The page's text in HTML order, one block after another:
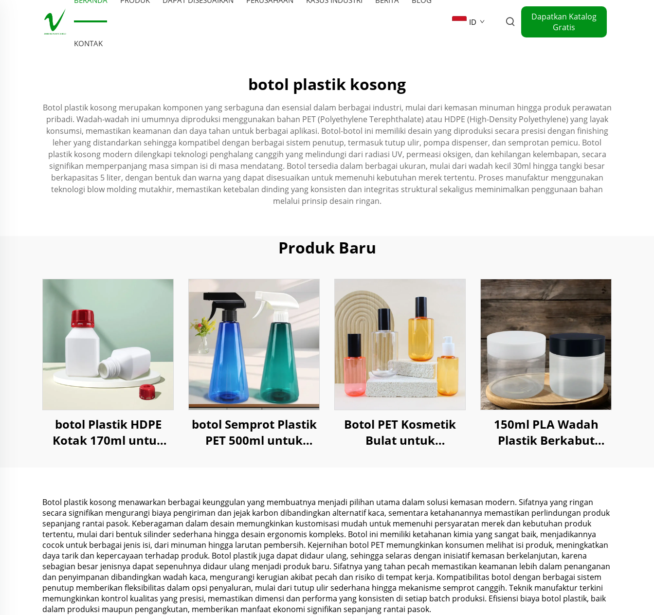
KONTAK
ID
Dapatkan Katalog
Gratis
botol plastik kosong
Botol plastik kosong merupakan komponen yang serbaguna dan esensial dalam berbagai industri, mulai dari kemasan minuman hingga produk perawatan
pribadi. Wadah-wadah ini umumnya diproduksi menggunakan bahan PET (Polyethylene Terephthalate) atau HDPE (High-Density Polyethylene) yang layak
konsumsi, memastikan keamanan dan daya tahan untuk berbagai aplikasi. Botol-botol ini memiliki desain yang diproduksi secara presisi dengan finishing
leher yang distandarkan sehingga kompatibel dengan berbagai sistem penutup, termasuk tutup ulir, pompa dispenser, dan semprotan pemicu. Botol
plastik kosong modern dilengkapi teknologi penghalang canggih yang melindungi dari radiasi UV, permeasi oksigen, dan kehilangan kelembapan, secara
signifikan memperpanjang masa simpan isi di masa mendatang. Botol tersedia dalam berbagai ukuran, mulai dari wadah kecil 30ml hingga tangki besar
berkapasitas 5 liter, dengan bentuk dan warna yang dapat disesuaikan untuk memenuhi kebutuhan merek tertentu. Proses manufaktur menggunakan
teknologi blow molding mutakhir, memastikan ketebalan dinding yang konsisten dan integritas struktural sekaligus meminimalkan penggunaan bahan
melalui prinsip desain ringan.
Produk Baru
botol Plastik HDPE
Kotak 170ml untuk
Anak
botol Semprot Plastik
PET 500ml untuk
Botol PET Kosmetik
Bulat untuk
150ml PLA Wadah
Plastik Berkabut
Botol plastik kosong menawarkan berbagai keunggulan yang membuatnya menjadi pilihan utama dalam solusi kemasan modern. Sifatnya yang ringan
secara signifikan mengurangi biaya pengiriman dan jejak karbon dibandingkan alternatif kaca, sementara ketahanannya memastikan perlindungan produk
sepanjang rantai pasok. Keberagaman dalam desain memungkinkan kustomisasi mudah untuk memenuhi persyaratan merek dan kebutuhan produk
tertentu, mulai dari bentuk silinder sederhana hingga desain ergonomis kompleks. Botol ini memiliki ketahanan kimia yang sangat baik, menjadikannya
cocok untuk berbagai jenis isi, dari minuman hingga larutan pembersih. Kejernihan botol PET memungkinkan konsumen melihat isi produk, meningkatkan
daya tarik dan kepercayaan terhadap produk. Botol plastik juga dapat didaur ulang, sehingga selaras dengan inisiatif kemasan berkelanjutan, karena
sebagian besar jenisnya dapat sepenuhnya didaur ulang menjadi produk baru. Sifatnya yang tahan pecah memastikan keamanan lebih dalam penanganan
dan penyimpanan dibandingkan wadah kaca, mengurangi kerugian akibat pecah dan risiko di tempat kerja. Kompatibilitas botol dengan berbagai sistem
penutup memberikan fleksibilitas dalam opsi penyaluran, mulai dari tutup ulir sederhana hingga mekanisme semprot canggih. Teknik manufaktur terkini
memungkinkan kontrol kualitas yang presisi, memastikan dimensi dan performa yang konsisten di setiap batch produksi. Efisiensi biaya botol plastik, baik
dalam produksi maupun pengangkutan, memberikan manfaat ekonomi signifikan sepanjang rantai pasok.